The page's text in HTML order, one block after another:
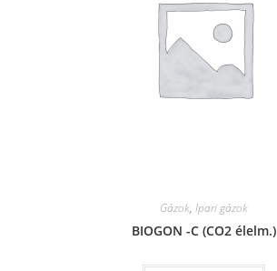
Gázok, Ipari gázok
BIOGON -C (CO2 élelm.)